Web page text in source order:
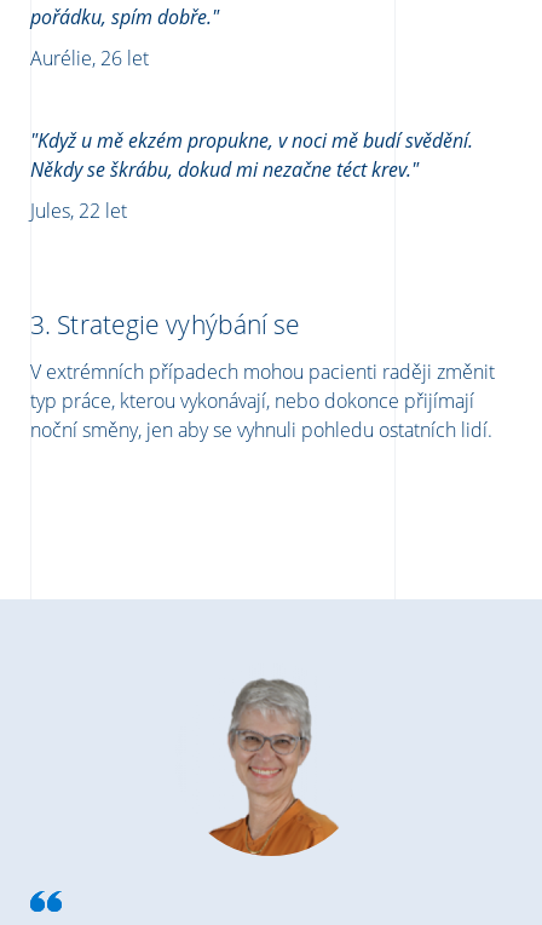
pořádku, spím dobře."
Aurélie, 26 let
"Když u mě ekzém propukne, v noci mě budí svědění.
Někdy se škrábu, dokud mi nezačne téct krev."
Jules, 22 let
3. Strategie vyhýbání se
V extrémních případech mohou pacienti raději změnit
typ práce, kterou vykonávají, nebo dokonce přijímají
noční směny, jen aby se vyhnuli pohledu ostatních lidí.